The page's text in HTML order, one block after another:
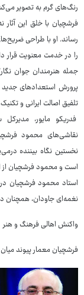
رنگ‌های گرم به تصویر
فرشچیان با خلق این آثار
رساند. او با طراحی
را در خدمت معنویت قرار
جمله هنرمندان جوان
پرورش استعدادهای جدید
تلفیق اصالت ایرانی و
فدریکو مایور،
نقاشی‌های محمود
نخستین نگاه بیننده
است و محمود فرشچیان از
نغمه‌ای جاودان، همچنان
واکنش اهالی فرهنگ و
فرشچیان معمار پیوند